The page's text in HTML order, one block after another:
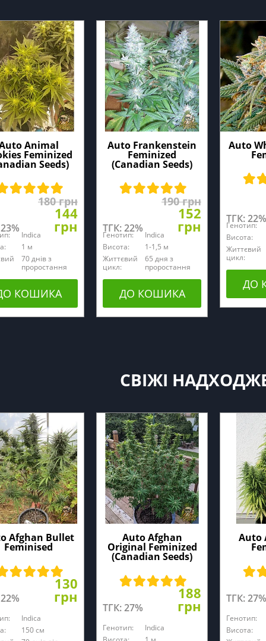
Animal
Feminized
Seeds)
180 грн
144
грн
Indica
1 м
70 днів з
проростання
КОШИКА
Auto Frankenstein
Feminized
(Canadian Seeds)
ТГК: 22%
190 грн
152
грн
Генотип:
Indica
Висота:
1-1,5 м
Життєвий
цикл:
65 дня з
проростання
ДО КОШИКА
Auto
ТГК: 22%
Генотип:
Висота:
Життєвий
цикл:
ДО
СВІЖІ
Afghan Bullet
Feminised
130
грн
Indica
150 см
Auto Afghan
Original Feminized
(Canadian Seeds)
ТГК: 27%
188
грн
Генотип:
Indica
Auto
ТГК: 27%
Генотип:
Висота: